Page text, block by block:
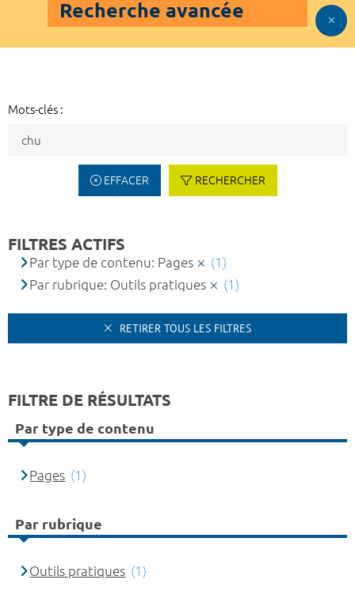
Recherche avancée
Mots-clés :
EFFACER RECHERCHER
FILTRES ACTIFS
Par type de contenu: Pages
(1)
Par rubrique: Outils pratiques
(1)
RETIRER TOUS LES FILTRES
FILTRE DE RÉSULTATS
Par type de contenu
Pages (1)
Par rubrique
Outils pratiques (1)